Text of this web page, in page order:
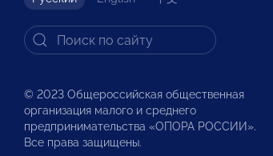
© 2023 Общероссийская общественная
организация малого и среднего
предпринимательства «ОПОРА РОССИИ».
Все права защищены.